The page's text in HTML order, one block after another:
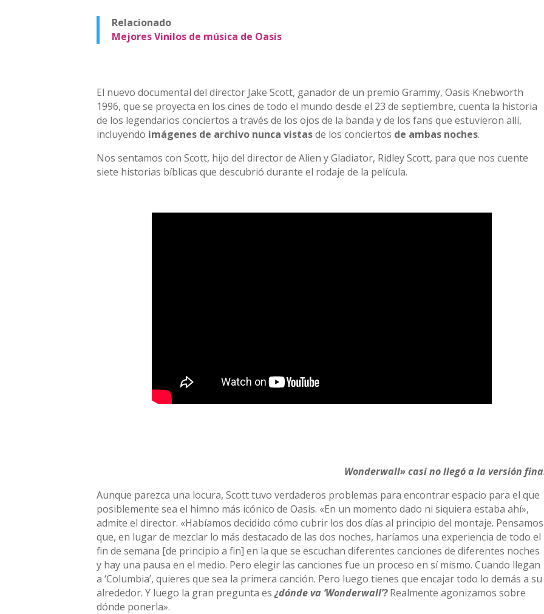
Relacionado
Mejores Vinilos de música de Oasis
El nuevo documental del director Jake Scott, ganador de un premio Grammy, Oasis Knebworth
1996, que se proyecta en los cines de todo el mundo desde el 23 de septiembre, cuenta la historia
de los legendarios conciertos a través de los ojos de la banda y de los fans que estuvieron allí,
incluyendo imágenes de archivo nunca vistasde los conciertos de ambas noches.
Nos sentamos con Scott, hijo del director de Alien y Gladiator, Ridley Scott, para que nos cuente
siete historias bíblicas que descubrió durante el rodaje de la película.
Wonderwall» casi no llegó a la versión
Aunque parezca una locura, Scott tuvo verdaderos problemas para encontrar espacio para el que
posiblemente sea el himno más icónico de Oasis. «En un momento dado ni siquiera estaba ahí»,
admite el director. «Habíamos decidido cómo cubrir los dos días al principio del montaje. Pensamos
que, en lugar de mezclar lo más destacado de las dos noches, haríamos una experiencia de todo el
fin de semana [de principio a fin] en la que se escuchan diferentes canciones de diferentes noches
y hay una pausa en el medio. Pero elegir las canciones fue un proceso en sí mismo. Cuando llegan
a ‘Columbia’, quieres que sea la primera canción. Pero luego tienes que encajar todo lo demás a su
alrededor. Y luego la gran pregunta es¿dónde va ‘Wonderwall’?Realmente agonizamos sobre
dónde ponerla».